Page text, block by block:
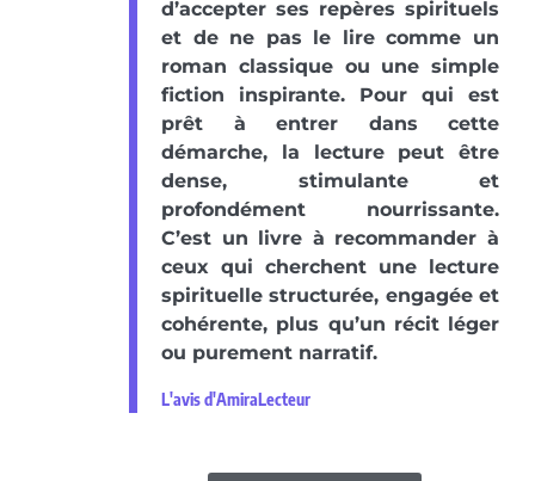
d’accepter ses repères spirituels
et de ne pas le lire comme un
roman classique ou une simple
fiction inspirante. Pour qui est
prêt à entrer dans cette
démarche, la lecture peut être
dense, stimulante et
profondément nourrissante.
C’est un livre à recommander à
ceux qui cherchent une lecture
spirituelle structurée, engagée et
cohérente, plus qu’un récit léger
ou purement narratif.
L'avis d'AmiraLecteur